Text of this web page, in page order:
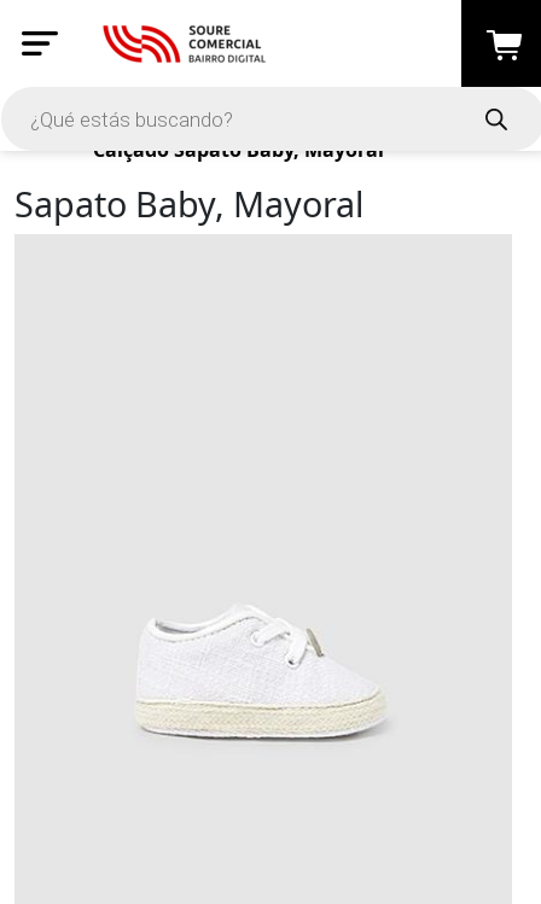
Productos
CalçadoSapato Baby, Mayoral
Sapato Baby, Mayoral